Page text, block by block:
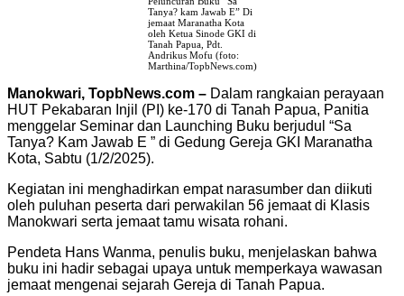
Tanya? kam Jawab E” Di
jemaat Maranatha Kota
oleh Ketua Sinode GKI di
Tanah Papua, Pdt.
Andrikus Mofu (foto:
Marthina/TopbNews.com)
Manokwari, TopbNews.com – Dalam rangkaian perayaan
HUT Pekabaran Injil (PI) ke-170 di Tanah Papua, Panitia
menggelar Seminar dan Launching Buku berjudul “Sa
Tanya? Kam Jawab E ” di Gedung Gereja GKI Maranatha
Kota, Sabtu (1/2/2025).
Kegiatan ini menghadirkan empat narasumber dan diikuti
oleh puluhan peserta dari perwakilan 56 jemaat di Klasis
Manokwari serta jemaat tamu wisata rohani.
Pendeta Hans Wanma, penulis buku, menjelaskan bahwa
buku ini hadir sebagai upaya untuk memperkaya wawasan
jemaat mengenai sejarah Gereja di Tanah Papua.